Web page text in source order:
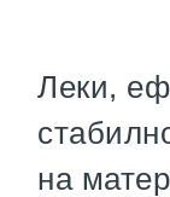
Леки,
на